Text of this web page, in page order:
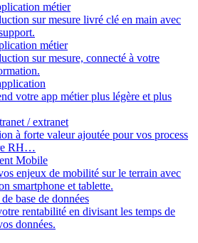
métier
sur mesure livré clé en main avec
métier
sur mesure, connecté à votre
votre app métier plus légère et plus
/ extranet
à forte valeur ajoutée pour vos process
RH…
Mobile
enjeux de mobilité sur le terrain avec
smartphone et tablette.
base de données
rentabilité en divisant les temps de
données.